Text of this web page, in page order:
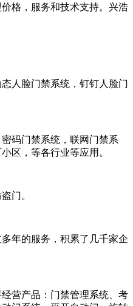
格，服务和技术支持。兴浩
人脸门禁系统，钉钉人脸门
码门禁系统，联网门禁系
区，等各行业等应用。
门。
年的服务，积累了几千家企
营产品：门禁管理系统、考